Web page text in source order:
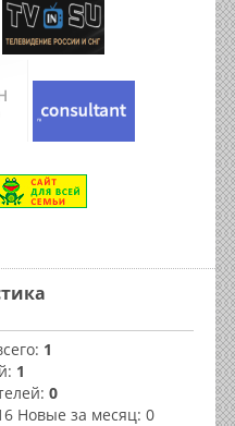
1
1
0
Новые за месяц: 0